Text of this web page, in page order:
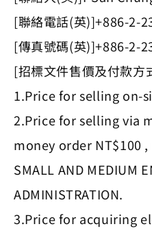
[聯絡電話(英)]+886-2-
[傳真號碼(英)]+886-2-
[招標文件售價及付款方
1.Price for selling on-
2.Price for selling via
money order NT$100
SMALL AND MEDIUM
ADMINISTRATION.
3.Price for acquiring